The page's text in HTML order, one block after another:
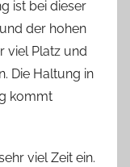
ist bei dieser
der hohen
viel Platz und
Die Haltung in
kommt
viel Zeit ein.